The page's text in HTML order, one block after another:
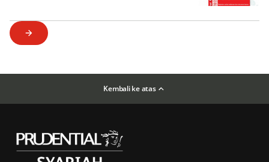
Kembali ke atas